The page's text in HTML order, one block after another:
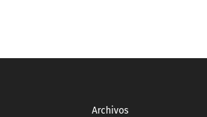
Archivos